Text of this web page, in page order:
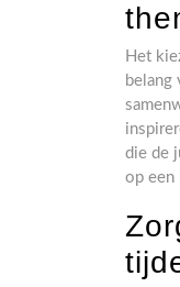
Het
belang
die de
op een